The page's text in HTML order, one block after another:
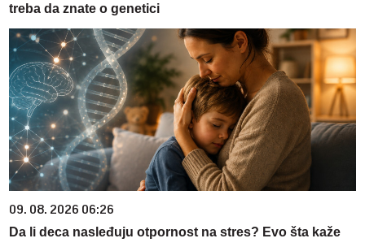
treba da znate o genetici
09. 08. 2026 06:26
Da li deca nasleđuju otpornost na stres? Evo šta kaže